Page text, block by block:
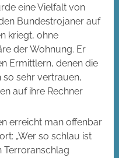
eine Vielfalt von
Bundestrojaner auf
kriegt, ohne
der Wohnung. Er
Ermittlern, denen die
sehr vertrauen,
auf ihre Rechner
erreicht man offenbar
„Wer so schlau ist
Terroranschlag